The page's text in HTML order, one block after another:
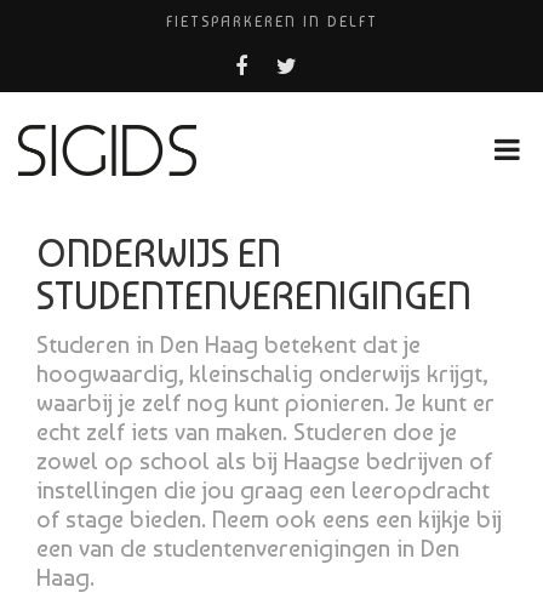
FIETSPARKEREN IN DELFT
FIETS KWIJT IN TILBURG?
USED PRODUCTS LEIDEN
ONDERWIJS EN
STUDENTENVERENIGINGEN
Studeren in Den Haag betekent dat je
hoogwaardig, kleinschalig onderwijs krijgt,
waarbij je zelf nog kunt pionieren. Je kunt er
echt zelf iets van maken. Studeren doe je
zowel op school als bij Haagse bedrijven of
instellingen die jou graag een leeropdracht
of stage bieden. Neem ook eens een kijkje bij
een van de studentenverenigingen in Den
Haag.